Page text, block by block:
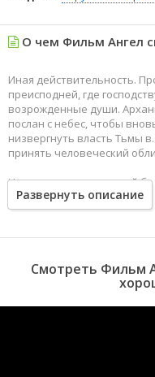
О чем Фильм Ангел
Иная действительность.
преисподней, где
возрожденные души.
послан с небес, чтобы
низвергнуть власть Тьмы
принять человеческий
Но на пороге решающей
начинает обуревать
человеческими чувствами.
Развернуть описание
Смотреть Фильм